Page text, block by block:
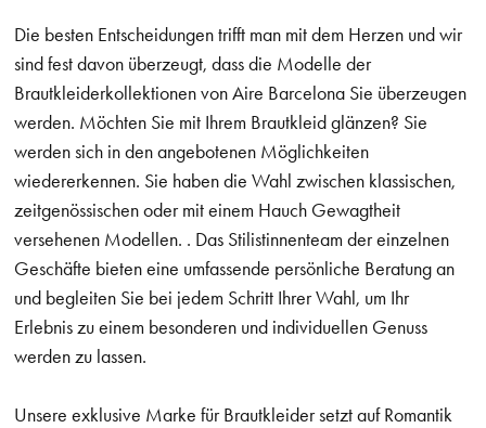
Die besten Entscheidungen trifft man mit dem Herzen und wir
sind fest davon überzeugt, dass die Modelle der
Brautkleiderkollektionen von Aire Barcelona Sie überzeugen
werden. Möchten Sie mit Ihrem Brautkleid glänzen? Sie
werden sich in den angebotenen Möglichkeiten
wiedererkennen. Sie haben die Wahl zwischen klassischen,
zeitgenössischen oder mit einem Hauch Gewagtheit
versehenen Modellen. . Das Stilistinnenteam der einzelnen
Geschäfte bieten eine umfassende persönliche Beratung an
und begleiten Sie bei jedem Schritt Ihrer Wahl, um Ihr
Erlebnis zu einem besonderen und individuellen Genuss
werden zu lassen.
Unsere exklusive Marke für Brautkleider setzt auf Romantik